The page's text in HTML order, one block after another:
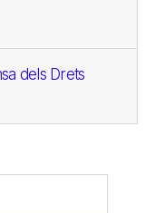
dels Drets